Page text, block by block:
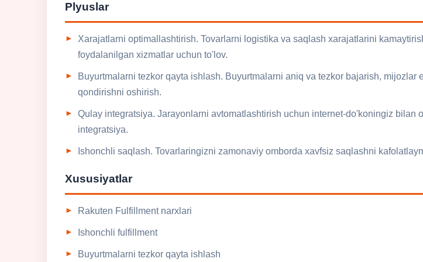
Plyuslar
Xarajatlarni optimallashtirish. Tovarlarni logistika va saqlash xarajatlarini
foydalanilgan xizmatlar uchun to'lov.
Buyurtmalarni tezkor qayta ishlash. Buyurtmalarni aniq va tezkor bajarish, mijozlar
qondirishni oshirish.
Qulay integratsiya. Jarayonlarni avtomatlashtirish uchun internet-do'koningiz bilan
integratsiya.
Ishonchli saqlash. Tovarlaringizni zamonaviy omborda xavfsiz saqlashni
Xususiyatlar
Rakuten Fulfillment narxlari
Ishonchli fulfillment
Buyurtmalarni tezkor qayta ishlash